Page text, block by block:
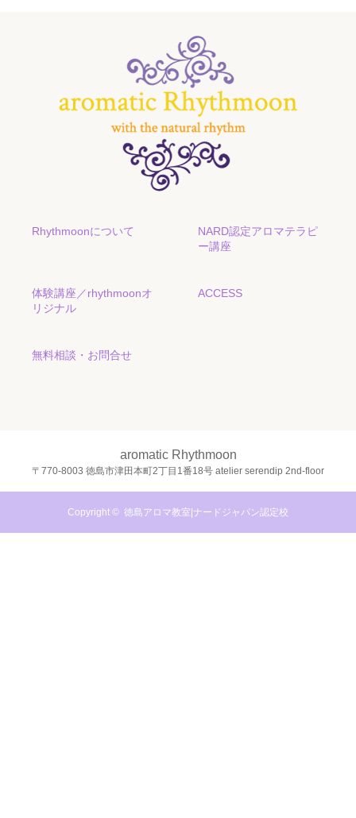
Rhythmoonについて
NARD認定アロマテラピ
ー講座
体験講座／rhythmoonオ
リジナル
ACCESS
無料相談・お問合せ
aromatic Rhythmoon
〒770-8003 徳島市津田本町2丁目1番18号 atelier serendip 2nd-floor
Copyright © 徳島アロマ教室|ナードジャパン認定校